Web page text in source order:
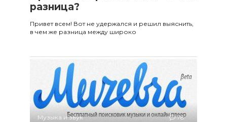
разница?
Привет всем! Вот не удержался и решил выяснить,
в чем же разница между широко
Музыка и звук 78